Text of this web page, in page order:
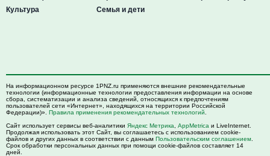
Культура
Семья и дети
На информационном ресурсе 1PNZ.ru применяются внешние рекомендательные
технологии (информационные технологии предоставления информации на основе
сбора, систематизации и анализа сведений, относящихся к предпочтениям
пользователей сети «Интернет», находящихся на территории Российской
Федерации)». Правила применения рекомендательных технологий
Сайт использует сервисы веб-аналитики Яндекс Метрика AppMetrica и LiveInternet.
Продолжая использовать этот Сайт, вы соглашаетесь с использованием cookie-
файлов и других данных в соответствии с данным Пользовательским соглашением
Срок обработки персональных данных при помощи cookie-файлов составляет 14
дней.